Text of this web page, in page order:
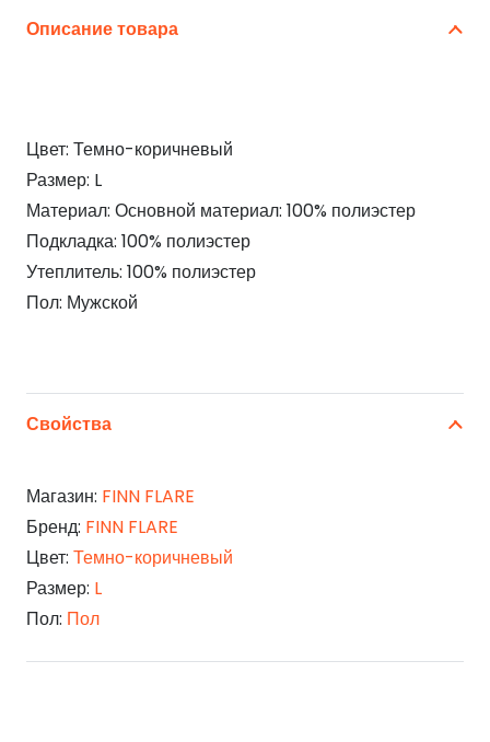
Описание товара
Цвет: Темно-коричневый
Размер: L
Материал: Основной материал: 100% полиэстер
Подкладка: 100% полиэстер
Утеплитель: 100% полиэстер
Пол: Мужской
Свойства
Магазин: FINN FLARE
Бренд: FINN FLARE
Цвет: Темно-коричневый
Размер: L
Пол: Пол